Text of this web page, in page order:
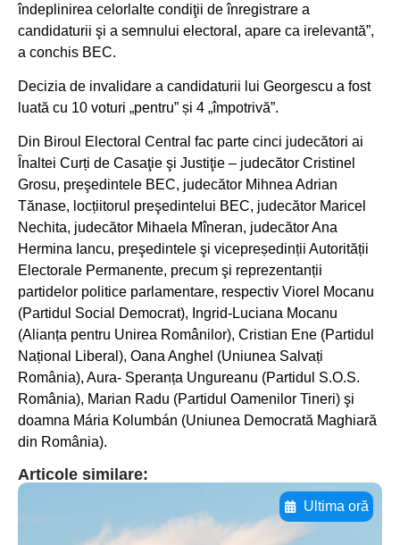
îndeplinirea celorlalte condiţii de înregistrare a
candidaturii şi a semnului electoral, apare ca irelevantă”,
a conchis BEC.
Decizia de invalidare a candidaturii lui Georgescu a fost
luată cu 10 voturi „pentru” și 4 „împotrivă”.
Din Biroul Electoral Central fac parte cinci judecători ai
Înaltei Curți de Casaţie şi Justiţie – judecător Cristinel
Grosu, preşedintele BEC, judecător Mihnea Adrian
Tănase, locțiitorul preşedintelui BEC, judecător Maricel
Nechita, judecător Mihaela Mîneran, judecător Ana
Hermina Iancu, preşedintele şi vicepreședinții Autorității
Electorale Permanente, precum şi reprezentanții
partidelor politice parlamentare, respectiv Viorel Mocanu
(Partidul Social Democrat), Ingrid-Luciana Mocanu
(Alianța pentru Unirea Românilor), Cristian Ene (Partidul
Național Liberal), Oana Anghel (Uniunea Salvați
România), Aura- Speranța Ungureanu (Partidul S.O.S.
România), Marian Radu (Partidul Oamenilor Tineri) şi
doamna Mária Kolumbán (Uniunea Democrată Maghiară
din România).
Articole similare:
Ultima oră
Adaugă aici textul pentru